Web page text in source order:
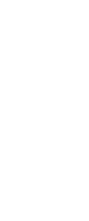
besser riechen,
in die Route.